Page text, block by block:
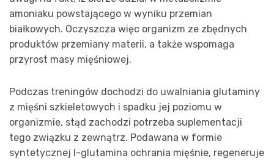
amoniaku powstającego w wyniku przemian
białkowych. Oczyszcza więc organizm ze zbędnych
produktów przemiany materii, a także wspomaga
przyrost masy mięśniowej.
Podczas treningów dochodzi do uwalniania glutaminy
z mięśni szkieletowych i spadku jej poziomu w
organizmie, stąd zachodzi potrzeba suplementacji
tego związku z zewnątrz. Podawana w formie
syntetycznej l-glutamina ochrania mięśnie, regeneruje